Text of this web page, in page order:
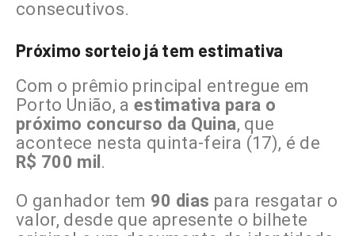
consecutivos.
Próximo sorteio já tem estimativa
Com o prêmio principal entregue em
Porto União, aestimativa para o
próximo concurso da Quina, que
acontece nesta quinta-feira (17), é de
R$ 700 mil .
O ganhador tem 90 dias para resgatar o
valor, desde que apresente o bilhete